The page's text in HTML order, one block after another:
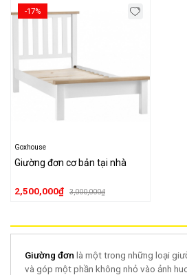
-17%
Goxhouse
Giường đơn cơ bản tại nhà
2,500,000₫ 3,000,000₫
Giường đơn là một trong những loại
và góp một phần không nhỏ vào ảnh